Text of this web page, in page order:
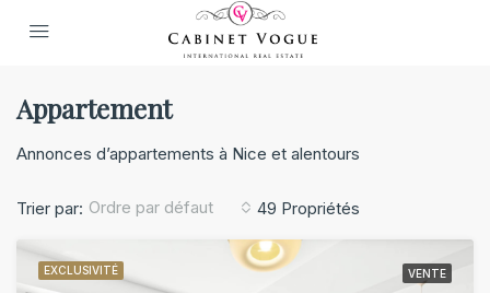
Appartement
Annonces d’appartements à Nice et alentours
49 Propriétés
Trier par: Ordre par défaut
EXCLUSIVITÉ VENTE